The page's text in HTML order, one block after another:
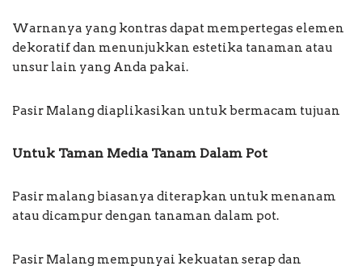
Warnanya yang kontras dapat mempertegas elemen
dekoratif dan menunjukkan estetika tanaman atau
unsur lain yang Anda pakai.
Pasir Malang diaplikasikan untuk bermacam tujuan
Untuk Taman Media Tanam Dalam Pot
Pasir malang biasanya diterapkan untuk menanam
atau dicampur dengan tanaman dalam pot.
Pasir Malang mempunyai kekuatan serap dan